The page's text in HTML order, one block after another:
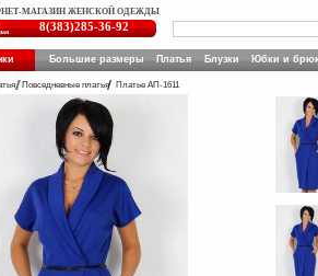
МАГАЗИН ЖЕНСКОЙ ОДЕЖДЫ
8(383)285-36-92
Большие размеры Платья Блузки Юбки и
Повседневные платья Платье АП-1611